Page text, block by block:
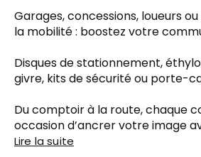
Garages, concessions, loueurs
la mobilité : boostez votre
l’univers automobile.
Disques de stationnement,
givre, kits de sécurité ou porte-
équipes ou à offrir en cadeau
Du comptoir à la route, chaque
occasion d’ancrer votre image
utiles et bien pensés.
Lire la suite